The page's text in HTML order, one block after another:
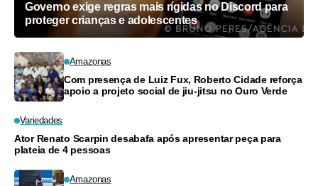
Governo exige regras mais rígidas no Discord para
proteger crianças e adolescentes
Amazonas
Com presença de Luiz Fux, Roberto Cidade reforça
apoio a projeto social de jiu-jitsu no Ouro Verde
Variedades
Ator Renato Scarpin desabafa após apresentar peça para
plateia de 4 pessoas
Amazonas